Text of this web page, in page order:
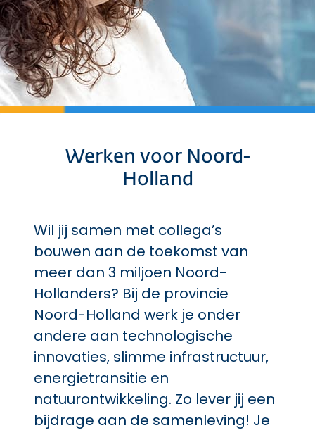
Werken voor Noord-
Holland
Wil jij samen met collega’s
bouwen aan de toekomst van
meer dan 3 miljoen Noord-
Hollanders? Bij de provincie
Noord-Holland werk je onder
andere aan technologische
innovaties, slimme infrastructuur,
energietransitie en
natuurontwikkeling. Zo lever jij een
bijdrage aan de samenleving! Je